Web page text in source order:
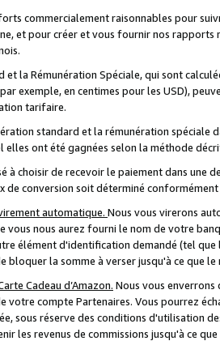
commercialement raisonnables pour
et pour créer et vous fournir nos
et la Rémunération Spéciale, qui sont
exemple, en centimes pour les USD),
tarifaire.
standard et la rémunération spéciale
elles ont été gagnées selon la méthode
à choisir de recevoir le paiement dans une
de conversion soit déterminé
automatique. Nous vous virerons
vous nous aurez fourni le nom de votre
élément d'identification demandé (tel que
bloquer la somme à verser jusqu'à ce que
Cadeau d’Amazon. Nous vous
votre compte Partenaires. Vous pourrez
sous réserve des conditions d'utilisation
les revenus de commissions jusqu'à ce